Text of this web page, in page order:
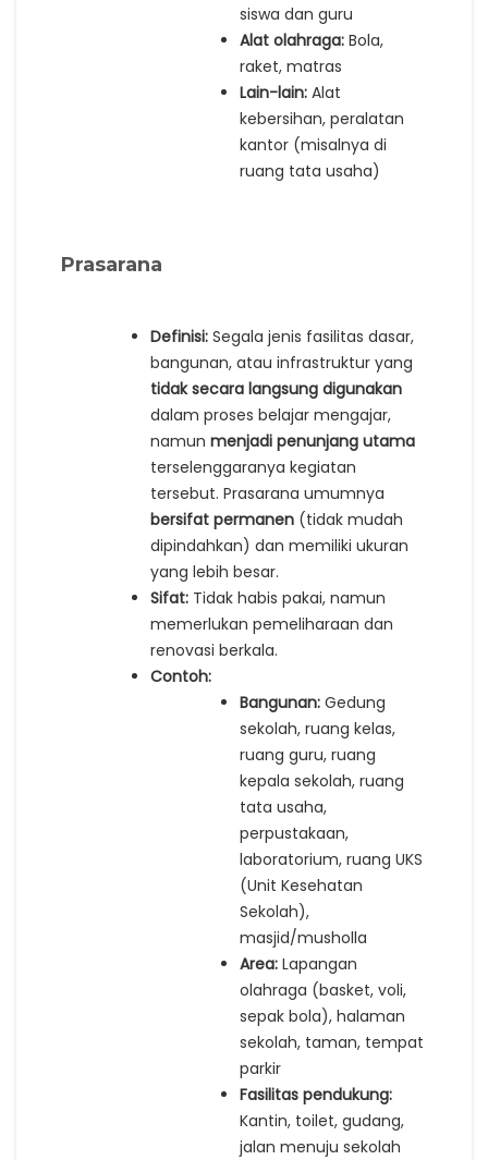
siswa dan guru
Alat olahraga: Bola,
raket, matras
Lain-lain: Alat
kebersihan, peralatan
kantor (misalnya di
ruang tata usaha)
Prasarana
Definisi: Segala jenis fasilitas dasar,
bangunan, atau infrastruktur yang
tidak secara langsung digunakan
dalam proses belajar mengajar,
namun menjadi penunjang utama
terselenggaranya kegiatan
tersebut. Prasarana umumnya
bersifat permanen (tidak mudah
dipindahkan) dan memiliki ukuran
yang lebih besar.
Sifat: Tidak habis pakai, namun
memerlukan pemeliharaan dan
renovasi berkala.
Contoh:
Bangunan: Gedung
sekolah, ruang kelas,
ruang guru, ruang
kepala sekolah, ruang
tata usaha,
perpustakaan,
laboratorium, ruang UKS
(Unit Kesehatan
Sekolah),
masjid/musholla
Area: Lapangan
olahraga (basket, voli,
sepak bola), halaman
sekolah, taman, tempat
parkir
Fasilitas pendukung:
Kantin, toilet, gudang,
jalan menuju sekolah